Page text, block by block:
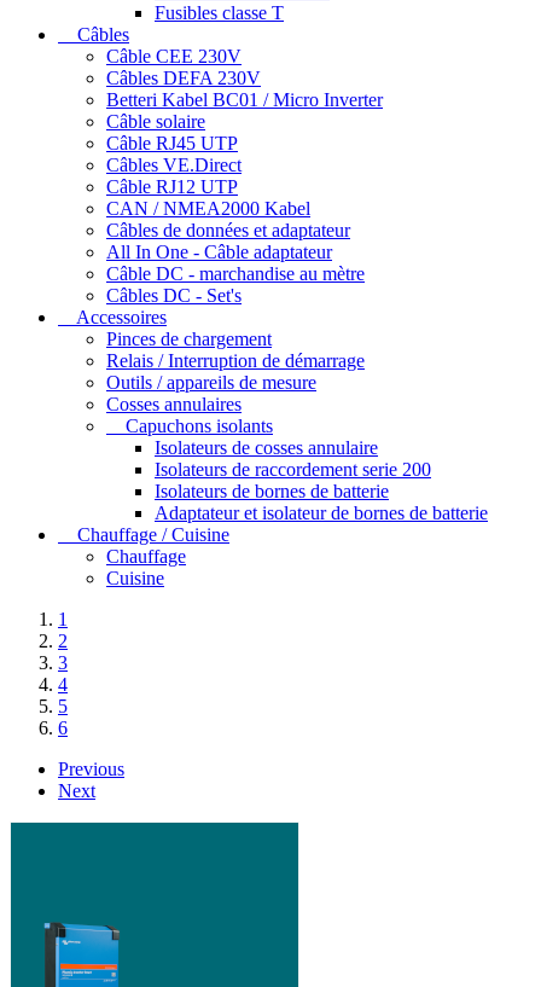
Fusibles classe T
Câbles
Câble CEE 230V
Câbles DEFA 230V
Betteri Kabel BC01 / Micro Inverter
Câble solaire
Câble RJ45 UTP
Câbles VE.Direct
Câble RJ12 UTP
CAN / NMEA2000 Kabel
Câbles de données et adaptateur
All In One - Câble adaptateur
Câble DC - marchandise au mètre
Câbles DC - Set's
Accessoires
Pinces de chargement
Relais / Interruption de démarrage
Outils / appareils de mesure
Cosses annulaires
Capuchons isolants
Isolateurs de cosses annulaire
Isolateurs de raccordement serie 200
Isolateurs de bornes de batterie
Adaptateur et isolateur de bornes de batterie
Chauffage / Cuisine
Chauffage
Cuisine
1
2
3
4
5
6
Previous
Next